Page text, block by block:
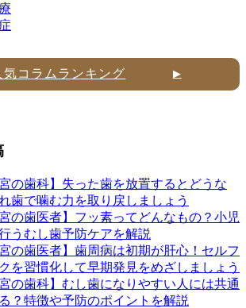
▶
気コラムランキング
宮の歯科】失った歯を放置するとどうな
歯で噛む力を取り戻しましょう
宮の歯医者】フッ素ってどんなもの？小児
うむし歯予防ケアを解説
宮の歯医者】歯周病は初期が肝心！セルフ
を習慣化して早期発見をめざしましょう
宮の歯科】むし歯になりやすい人には共通
？特徴や予防のポイントを解説